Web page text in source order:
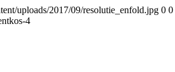
uploads/2017/09/resolutie_enfold.jpg 0 0
4